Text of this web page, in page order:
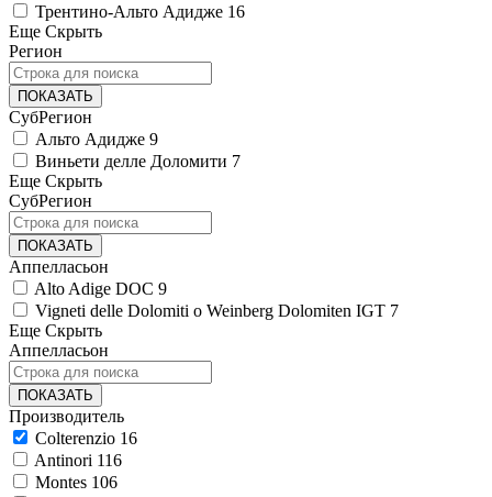
Трентино-Альто Адидже 16
Еще Скрыть
Регион
ПОКАЗАТЬ
СубРегион
Альто Адидже 9
Виньети делле Доломити 7
Еще Скрыть
СубРегион
ПОКАЗАТЬ
Аппелласьон
Alto Adige DOC 9
Vigneti delle Dolomiti o Weinberg Dolomiten IGT 7
Еще Скрыть
Аппелласьон
ПОКАЗАТЬ
Производитель
Colterenzio 16
Antinori 116
Montes 106